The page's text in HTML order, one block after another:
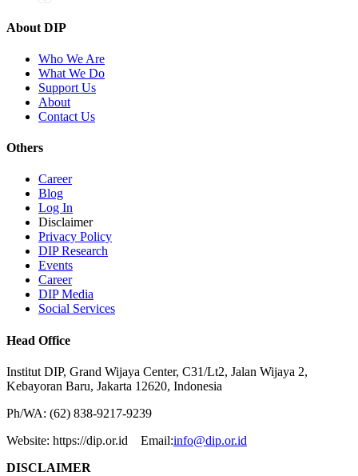
About DIP
Who We Are
What We Do
Support Us
About
Contact Us
Others
Career
Blog
Log In
Disclaimer
Privacy Policy
DIP Research
Events
Career
DIP Media
Social Services
Head Office
Institut DIP, Grand Wijaya Center, C31/Lt2, Jalan Wijaya 2,
Kebayoran Baru, Jakarta 12620, Indonesia
Ph/WA: (62) 838-9217-9239
Website: https://dip.or.id Email:info@dip.or.id
DISCLAIMER